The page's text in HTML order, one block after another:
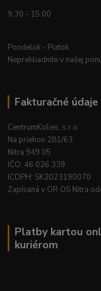
9.30 - 15.00
Pondelok - Piatok
Neprehliadnite v našej
Fakturačné
CentrumKolies, s.r.o.
Na priehon 281/63
Nitra 949 05
IČO: 46 026 339
ICDPH: SK2023190070
Zapísaná v OR OS Nitra
Platby kartou
kuriérom